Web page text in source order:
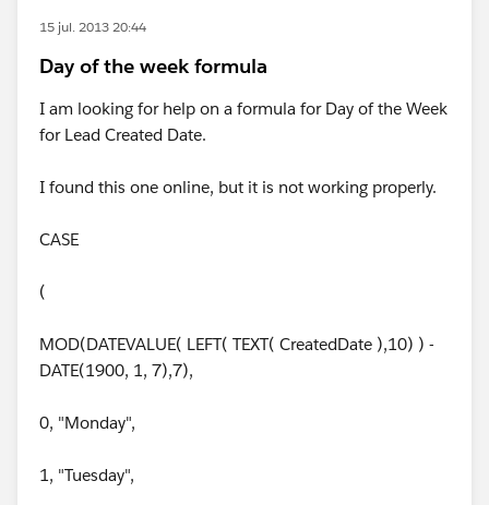
15 jul. 2013 20:44
Day of the week formula
I am looking for help on a formula for Day of the Week
for Lead Created Date.
I found this one online, but it is not working properly.
CASE
(
MOD(DATEVALUE( LEFT( TEXT( CreatedDate ),10) ) -
DATE(1900, 1, 7),7),
0, "Monday",
1, "Tuesday",